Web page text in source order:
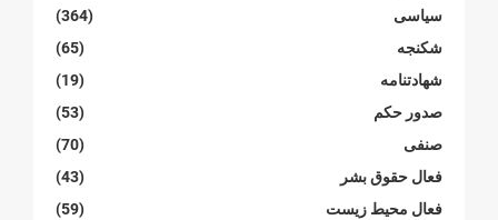
سیاسی
(364)
شکنجە
(65)
شهادتنامە
(19)
صدور حکم
(53)
صنفی
(70)
فعال حقوق بشر
(43)
فعال محیط زیست
(59)